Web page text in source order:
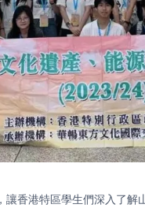
香港特區學生們深入了解